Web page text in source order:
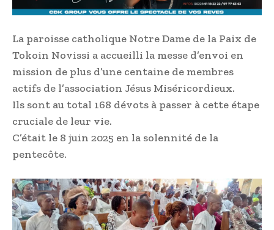
La paroisse catholique Notre Dame de la Paix de
Tokoin Novissi a accueilli la messe d’envoi en
mission de plus d’une centaine de membres
actifs de l’association Jésus Miséricordieux.
Ils sont au total 168 dévots à passer à cette étape
cruciale de leur vie.
C’était le 8 juin 2025 en la solennité de la
pentecôte.